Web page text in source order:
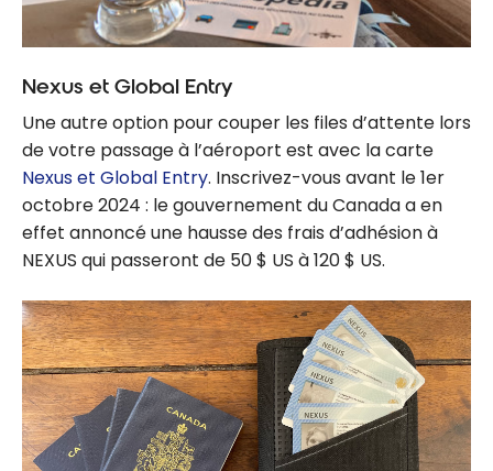
Nexus et Global Entry
Une autre option pour couper les files d’attente lors
de votre passage à l’aéroport est avec la carte
Nexus et Global Entry. Inscrivez-vous avant le 1er
octobre 2024 : le gouvernement du Canada a en
effet annoncé une hausse des frais d’adhésion à
NEXUS qui passeront de 50 $ US à 120 $ US.